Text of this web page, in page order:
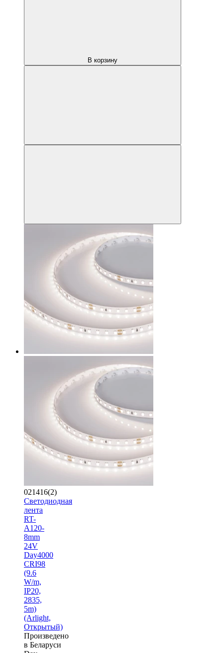
В корзину
021416(2)
Светодиодная
лента
RT-
A120-
8mm
24V
Day4000
CRI98
(9.6
W/m,
IP20,
2835,
5m)
(Arlight,
Открытый)
Произведено
в Беларуси